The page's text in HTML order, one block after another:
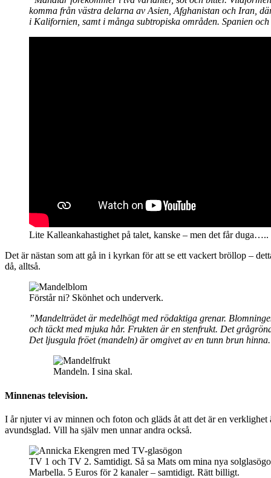
komma från västra delarna av Asien, Afghanistan och Iran,
i Kalifornien, samt i många subtropiska områden. Spanien
Lite Kalleankahastighet på talet, kanske – men det får duga…..
Det är nästan som att gå in i kyrkan för att se ett vackert bröllop –
då, alltså.
Förstår ni? Skönhet och underverk.
”Mandelträdet är medelhögt med rödaktiga grenar.
och täckt med mjuka hår. Frukten är en stenfrukt. Det
Det ljusgula fröet (mandeln) är omgivet av en tunn brun
Mandeln. I sina skal.
Minnenas television.
I år njuter vi av minnen och foton och gläds åt att det är en
avundsglad. Vill ha själv men unnar andra också.
TV 1 och TV 2. Samtidigt. Så sa Mats om mina nya
Marbella. 5 Euros för 2 kanaler – samtidigt. Rätt billigt.